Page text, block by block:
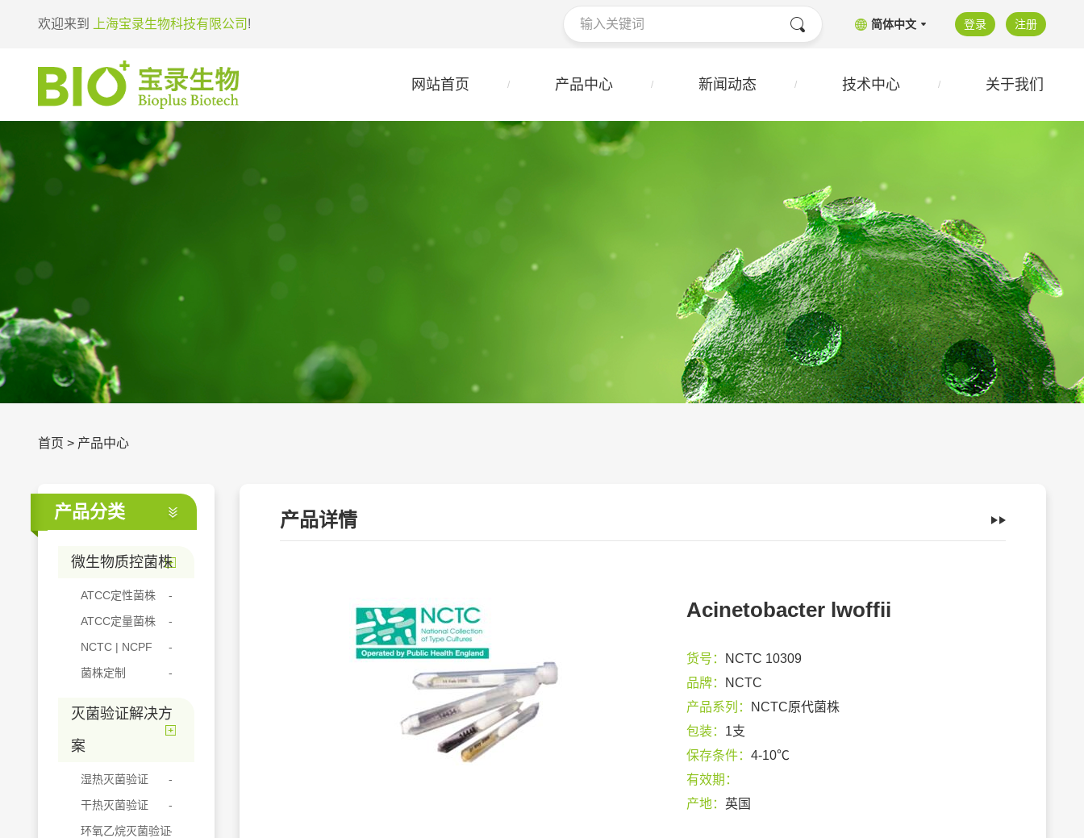
欢迎来到 上海宝录生物科技有限公司 ! 简体中文 登录 注册
网站首页 产品中心 新闻动态 技术中心 关于我们
首页 > 产品中心
产品分类
微生物质控菌株
ATCC定性菌株
ATCC定量菌株
NCTC | NCPF
菌株定制
灭菌验证解决方
案
湿热灭菌验证
干热灭菌验证
环氧乙烷灭菌验证
产品详情
Acinetobacter lwoffii
货号：
NCTC 10309
品牌：
NCTC
产品系列：
NCTC原代菌株
包装： 1支
保存条件： 4-10℃
有效期：
产地： 英国